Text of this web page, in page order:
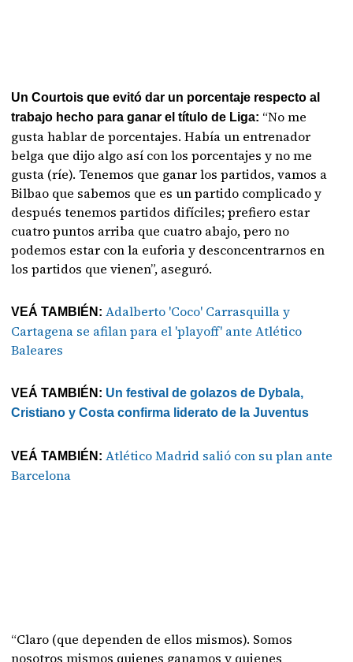
Un Courtois que evitó dar un porcentaje respecto al
trabajo hecho para ganar el título de Liga: “No me
gusta hablar de porcentajes. Había un entrenador
belga que dijo algo así con los porcentajes y no me
gusta (ríe). Tenemos que ganar los partidos, vamos a
Bilbao que sabemos que es un partido complicado y
después tenemos partidos difíciles; prefiero estar
cuatro puntos arriba que cuatro abajo, pero no
podemos estar con la euforia y desconcentrarnos en
los partidos que vienen”, aseguró.
VEÁ TAMBIÉN: Adalberto 'Coco' Carrasquilla y
Cartagena se afilan para el 'playoff' ante Atlético
Baleares
VEÁ TAMBIÉN: Un festival de golazos de Dybala,
Cristiano y Costa confirma liderato de la Juventus
VEÁ TAMBIÉN: Atlético Madrid salió con su plan ante
Barcelona
“Claro (que dependen de ellos mismos). Somos
nosotros mismos quienes ganamos y quienes